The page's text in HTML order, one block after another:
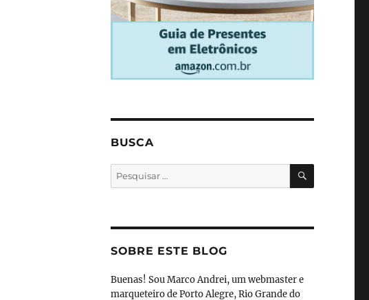
BUSCA
Pesquisar
por:
SOBRE ESTE BLOG
Buenas! Sou Marco Andrei, um webmaster e
marqueteiro de Porto Alegre, Rio Grande do